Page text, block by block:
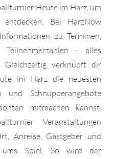
Heute im Harz, um
Bei HarzNow
zu Terminen,
– alles
verknüpft dir
im Harz die neuesten
und Schnupperangebote
mitmachen kannst.
Veranstaltungen
Anreise, Gastgeber und
ums Spiel. So wird der